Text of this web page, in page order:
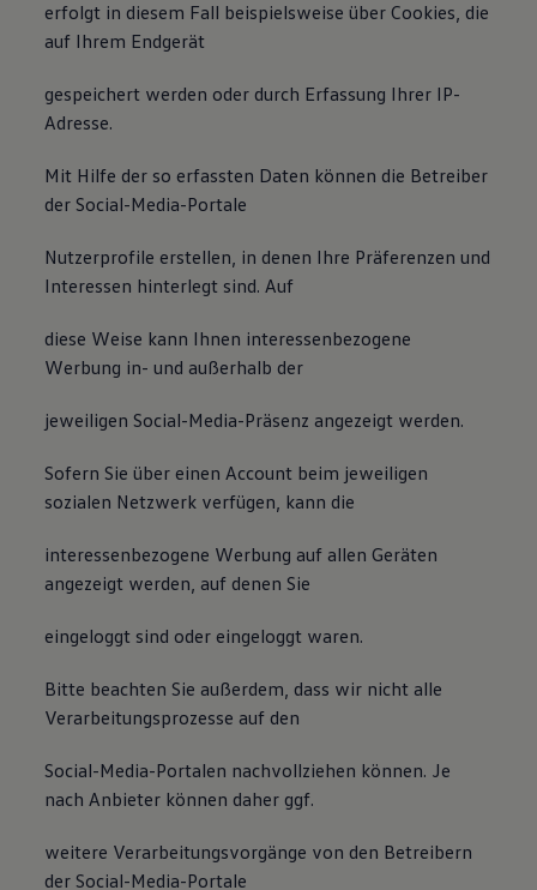
erfolgt in diesem Fall beispielsweise über Cookies, die
auf Ihrem Endgerät
gespeichert werden oder durch Erfassung Ihrer IP-
Adresse.
Mit Hilfe der so erfassten Daten können die Betreiber
der Social-Media-Portale
Nutzerprofile erstellen, in denen Ihre Präferenzen und
Interessen hinterlegt sind. Auf
diese Weise kann Ihnen interessenbezogene
Werbung in- und außerhalb der
jeweiligen Social-Media-Präsenz angezeigt werden.
Sofern Sie über einen Account beim jeweiligen
sozialen Netzwerk verfügen, kann die
interessenbezogene Werbung auf allen Geräten
angezeigt werden, auf denen Sie
eingeloggt sind oder eingeloggt waren.
Bitte beachten Sie außerdem, dass wir nicht alle
Verarbeitungsprozesse auf den
Social-Media-Portalen nachvollziehen können. Je
nach Anbieter können daher ggf.
weitere Verarbeitungsvorgänge von den Betreibern
der Social-Media-Portale